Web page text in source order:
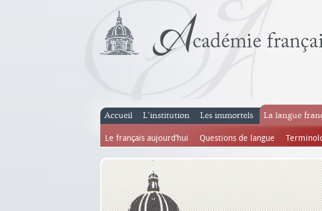
Accueil L’institution Les immortels La langue
Le français aujourd’hui Questions de langue